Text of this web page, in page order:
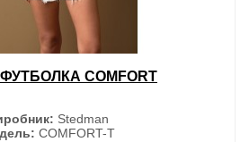
COMFORT
Stedman
COMFORT-T